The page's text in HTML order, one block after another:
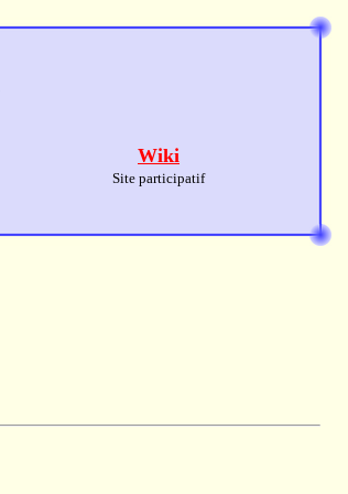
Wiki
Site participatif